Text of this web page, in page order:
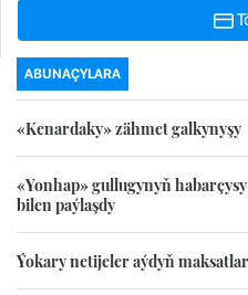
ABUNAÇYLARA
«Kenardaky» zähmet galkynyşy
«Yonhap» gullugynyň
bilen paýlaşdy
Ýokary netijeler aýdyň